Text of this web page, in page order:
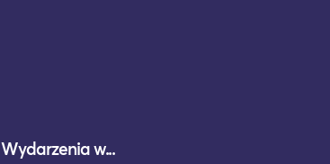
Wydarzenia w...